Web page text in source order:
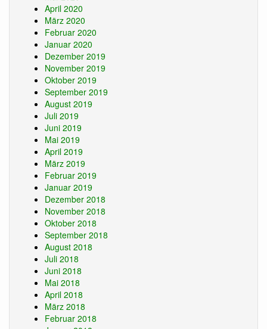
April 2020
März 2020
Februar 2020
Januar 2020
Dezember 2019
November 2019
Oktober 2019
September 2019
August 2019
Juli 2019
Juni 2019
Mai 2019
April 2019
März 2019
Februar 2019
Januar 2019
Dezember 2018
November 2018
Oktober 2018
September 2018
August 2018
Juli 2018
Juni 2018
Mai 2018
April 2018
März 2018
Februar 2018